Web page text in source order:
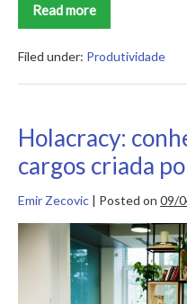
Read more
Descubra
Excelentes
Clássicas
Estudar
Filed under: Produtividade
Holacracy:
cargos criada
Emir Zecovic | Posted on 09/
Holacracy:
conheça